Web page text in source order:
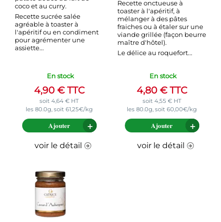
coco et au curry.
Recette sucrée salée
agréable à toaster à
l'apéritif ou en condiment
pour agrémenter une
assiette...
En stock
4,90 €TTC
soit 4,64 € HT
les 80.0g, soit 61,25€/kg
Ajouter
voir le détail
Recette onctueuse à
toaster à l'apéritif, à
mélanger à des pâtes
fraiches ou à étaler sur une
viande grillée (façon beurre
maître d'hôtel).
Le délice au roquefort...
En stock
4,80 €TTC
soit 4,55 €HT
les 80.0g, soit 60,00€/kg
Ajouter
voir le détail